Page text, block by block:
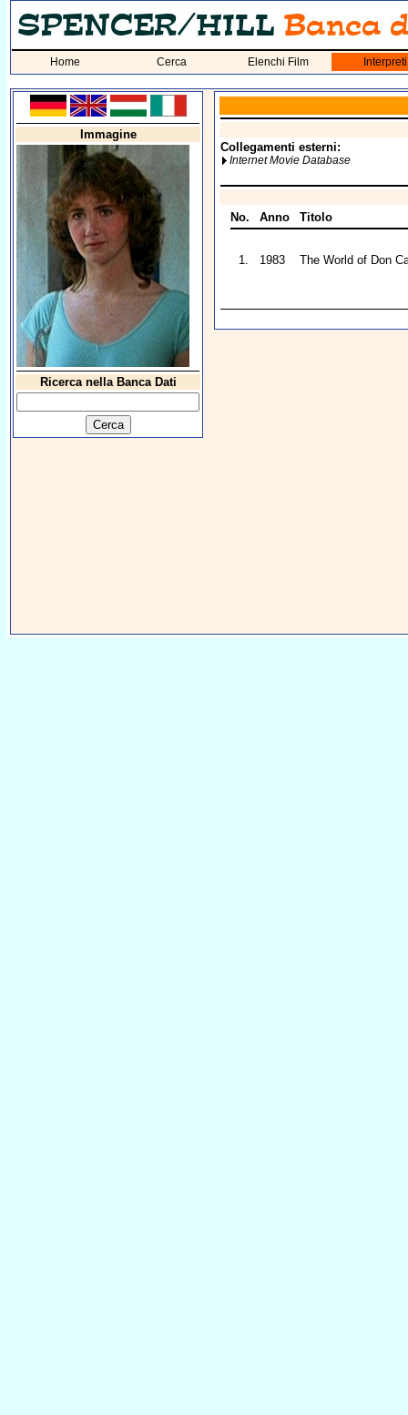
Home Cerca Elenchi Film Interpreti
Immagine
Ricerca nella Banca Dati
Collegamenti esterni:
Internet Movie Database
No. Anno Titolo
1. 1983 The World of Don